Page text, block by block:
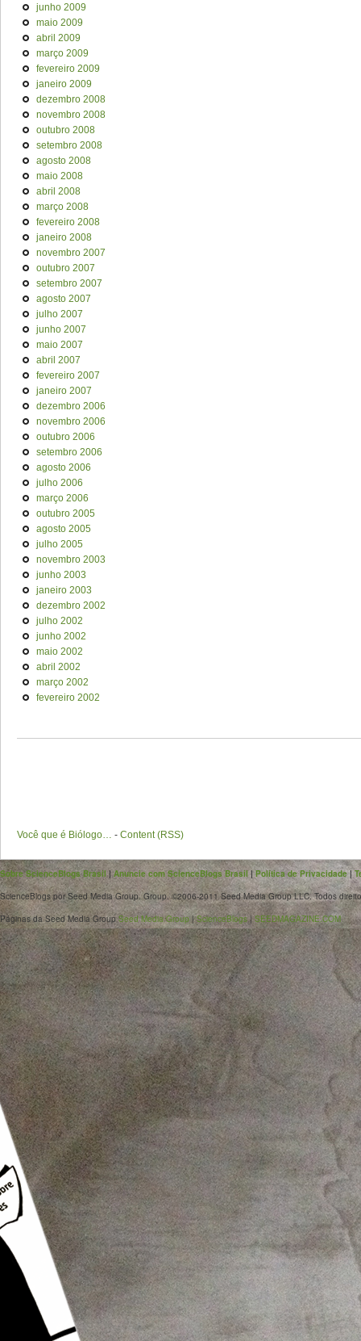
junho 2009
maio 2009
abril 2009
março 2009
fevereiro 2009
janeiro 2009
dezembro 2008
novembro 2008
outubro 2008
setembro 2008
agosto 2008
maio 2008
abril 2008
março 2008
fevereiro 2008
janeiro 2008
novembro 2007
outubro 2007
setembro 2007
agosto 2007
julho 2007
junho 2007
maio 2007
abril 2007
fevereiro 2007
janeiro 2007
dezembro 2006
novembro 2006
outubro 2006
setembro 2006
agosto 2006
julho 2006
março 2006
outubro 2005
agosto 2005
julho 2005
novembro 2003
junho 2003
janeiro 2003
dezembro 2002
julho 2002
junho 2002
maio 2002
abril 2002
março 2002
fevereiro 2002
Você que é Biólogo… - Content (RSS)
Sobre ScienceBlogs Brasil|Anuncie com ScienceBlogs Brasil|Política de Privacidade|
ScienceBlogs por Seed Media Group. Group. ©2006-2011 Seed Media Group LLC. Todos
Páginas da Seed Media GroupSeed Media Group|ScienceBlogs|SEEDMAGAZINE.COM